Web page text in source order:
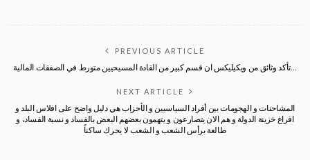
PREVIOUS ARTICLE
تأكد وثائق من ويكيليكس ان قسم كبير من القادة المسيحيين متورط في الصفقات المالية…
NEXT ARTICLE
المشاحنات و الهجومات بين أفراد السياسيين و الأحزاب هي دليل واضح على افلاس البلد و
افراغ خزينة الدولة و هم الان يتصارعون و يتهمون بعضهم البعض بالفساد و نسبة الفساد، و
طالعة برأس الشعب و الشعب لا يحرك ساكناً